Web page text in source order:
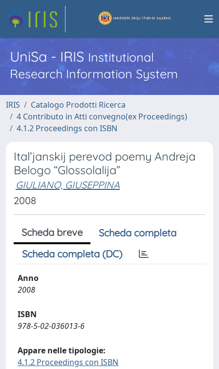
UniSa - IRISInstitutional
Research Information System
IRIS
Catalogo Prodotti Ricerca
4 Contributo in Atti convegno(ex Proceedings)
4.1.2 Proceedings con ISBN
Ital’janskij perevod poemy Andreja
Belogo “Glossolalija”
GIULIANO, GIUSEPPINA
2008
Scheda breve
Scheda completa
Scheda completa (DC)
Anno
2008
ISBN
978-5-02-036013-6
Appare nelle tipologie:
4.1.2 Proceedings con ISBN